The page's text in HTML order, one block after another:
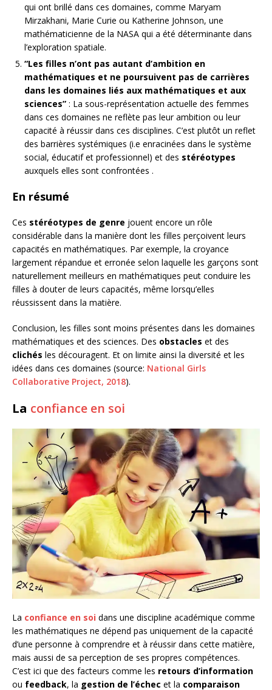
qui ont brillé dans ces domaines, comme Maryam
Mirzakhani, Marie Curie ou Katherine Johnson, une
mathématicienne de la NASA qui a été déterminante dans
l’exploration spatiale.
“Les filles n’ont pas autant d’ambition en
mathématiques et ne poursuivent pas de carrières
dans les domaines liés aux mathématiques et aux
sciences” : La sous-représentation actuelle des femmes
dans ces domaines ne reflète pas leur ambition ou leur
capacité à réussir dans ces disciplines. C’est plutôt un reflet
des barrières systémiques (i.e enracinées dans le système
social, éducatif et professionnel) et des stéréotypes
auxquels elles sont confrontées .
En résumé
Ces stéréotypes de genre jouent encore un rôle
considérable dans la manière dont les filles perçoivent leurs
capacités en mathématiques. Par exemple, la croyance
largement répandue et erronée selon laquelle les garçons sont
naturellement meilleurs en mathématiques peut conduire les
filles à douter de leurs capacités, même lorsqu’elles
réussissent dans la matière.
Conclusion, les filles sont moins présentes dans les domaines
mathématiques et des sciences. Des obstacles et des
clichés les découragent. Et on limite ainsi la diversité et les
idées dans ces domaines (source: National Girls
Collaborative Project, 2018).
La confiance en soi
La confiance en soi dans une discipline académique comme
les mathématiques ne dépend pas uniquement de la capacité
d’une personne à comprendre et à réussir dans cette matière,
mais aussi de sa perception de ses propres compétences.
C’est ici que des facteurs comme les retours d’information
ou feedback, la gestion de l’échec et la comparaison